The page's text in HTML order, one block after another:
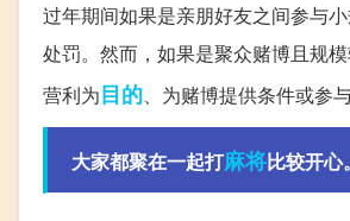
过年期间如果是亲朋好友之间参与
处罚。然而，如果是聚众赌博且规
营利为目的、为赌博提供条件或参
大家都聚在一起打麻将比较开心